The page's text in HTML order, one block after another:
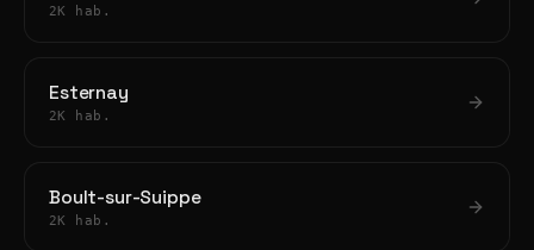
2K hab.
Esternay
2K hab.
Boult-sur-Suippe
2K hab.